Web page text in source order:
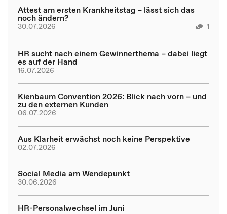
Attest am ersten Krankheitstag – lässt sich das
noch ändern?
30.07.2026 1
HR sucht nach einem Gewinnerthema – dabei liegt
es auf der Hand
16.07.2026
Kienbaum Convention 2026: Blick nach vorn – und
zu den externen Kunden
06.07.2026
Aus Klarheit erwächst noch keine Perspektive
02.07.2026
Social Media am Wendepunkt
30.06.2026
HR-Personalwechsel im Juni